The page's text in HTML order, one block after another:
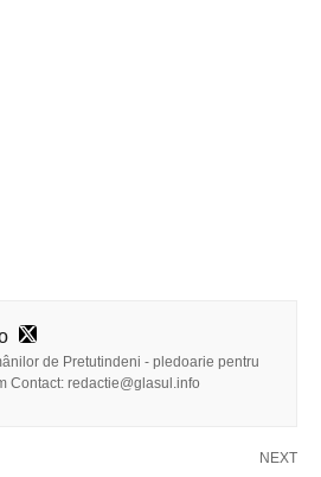
de Pretutindeni - pledoarie pentru
Contact: redactie@glasul.info
NEXT